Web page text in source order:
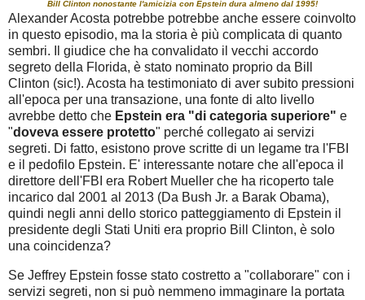
Bill Clinton nonostante l'amicizia con Epstein dura almeno dal 1995!
Alexander Acosta potrebbe potrebbe anche essere coinvolto
in questo episodio, ma la storia è più complicata di quanto
sembri. Il giudice che ha convalidato il vecchi accordo
segreto della Florida, è stato nominato proprio da Bill
Clinton (sic!). Acosta ha testimoniato di aver subito pressioni
all'epoca per una transazione, una fonte di alto livello
avrebbe detto che Epstein era "di categoria superiore" e
"doveva essere protetto" perché collegato ai servizi
segreti. Di fatto, esistono prove scritte di un legame tra l'FBI
e il pedofilo Epstein. E' interessante notare che all'epoca il
direttore dell'FBI era Robert Mueller che ha ricoperto tale
incarico dal 2001 al 2013 (Da Bush Jr. a Barak Obama),
quindi negli anni dello storico patteggiamento di Epstein il
presidente degli Stati Uniti era proprio Bill Clinton, è solo
una coincidenza?
Se Jeffrey Epstein fosse stato costretto a "collaborare" con i
servizi segreti, non si può nemmeno immaginare la portata